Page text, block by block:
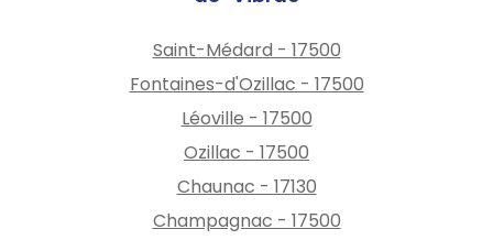
Saint-Médard - 17500
Fontaines-d'Ozillac - 17500
Léoville - 17500
Ozillac - 17500
Chaunac - 17130
Champagnac - 17500